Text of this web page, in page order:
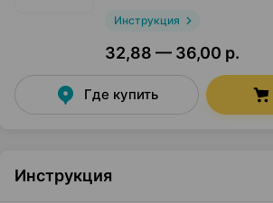
Инструкция
32,88 — 36,00 р.
Где купить
Инструкция